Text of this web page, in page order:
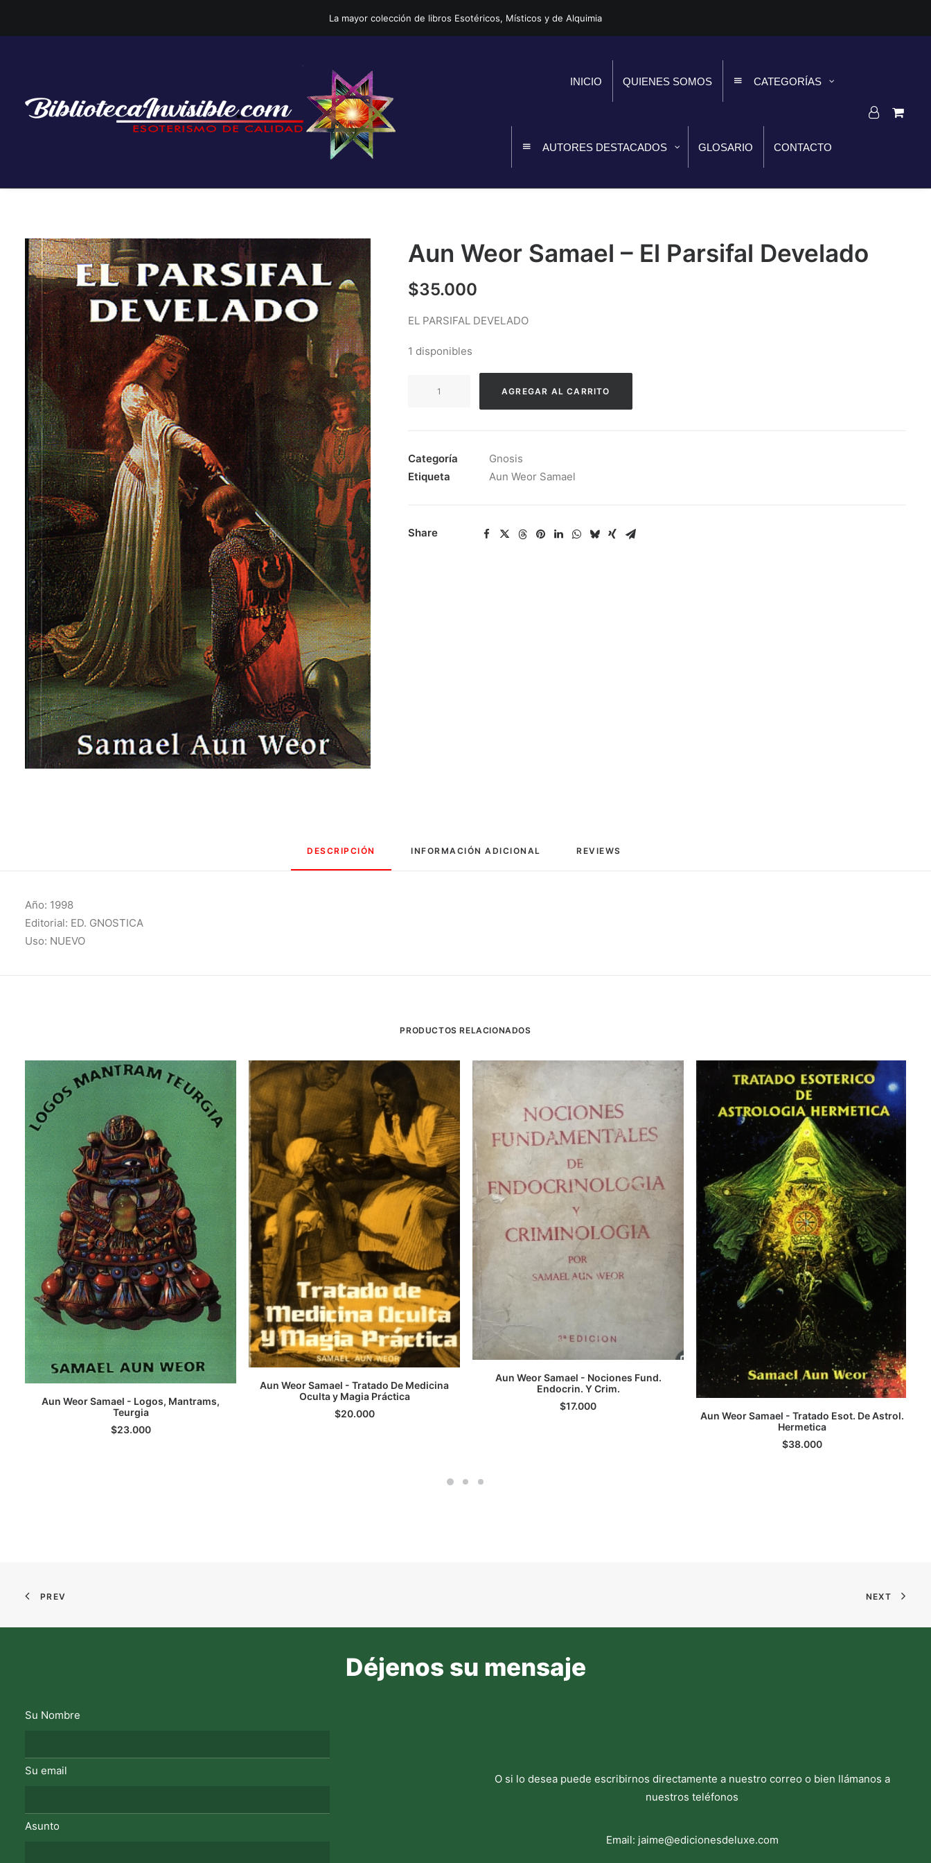
La mayor colección de libros Esotéricos, Místicos y de Alquimia
INICIO QUIENES SOMOS CATEGORÍAS
AUTORES DESTACADOS GLOSARIO CONTACTO
Aun Weor Samael – El Parsifal Develado
$35.000
EL PARSIFAL DEVELADO
1 disponibles
El
Parsifal
AGREGAR AL CARRITO
Categoría
Gnosis
Etiqueta
Aun Weor Samael
Share
DESCRIPCIÓN INFORMACIÓN ADICIONAL REVIEWS
Año: 1998
Editorial: ED. GNOSTICA
Uso: NUEVO
PRODUCTOS RELACIONADOS
AGREGAR AL CARRITO
Aun Weor Samael - Logos, Mantrams,
Teurgia
$23.000
LEER MÁS
Aun Weor Samael - Tratado De Medicina
Oculta y Magia Práctica
$20.000
AGREGAR AL CARRITO
Aun Weor Samael - Nociones Fund.
Endocrin. Y Crim.
$17.000
LEER MÁS
Aun Weor Samael - Tratado Esot. De Astrol.
Hermetica
$38.000
PREV NEXT
Déjenos su mensaje
Su Nombre
Su email
Asunto
O si lo desea puede escribirnos directamente a nuestro correo o bien llámanos a
nuestros teléfonos
Email: jaime@edicionesdeluxe.com